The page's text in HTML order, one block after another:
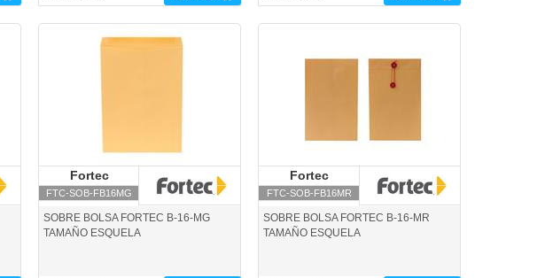
Fortec
FTC-SOB-FB16MG
SOBRE BOLSA FORTEC B-16-MG
TAMAÑO ESQUELA
Fortec
FTC-SOB-FB16MR
SOBRE BOLSA FORTEC B-16-MR
TAMAÑO ESQUELA